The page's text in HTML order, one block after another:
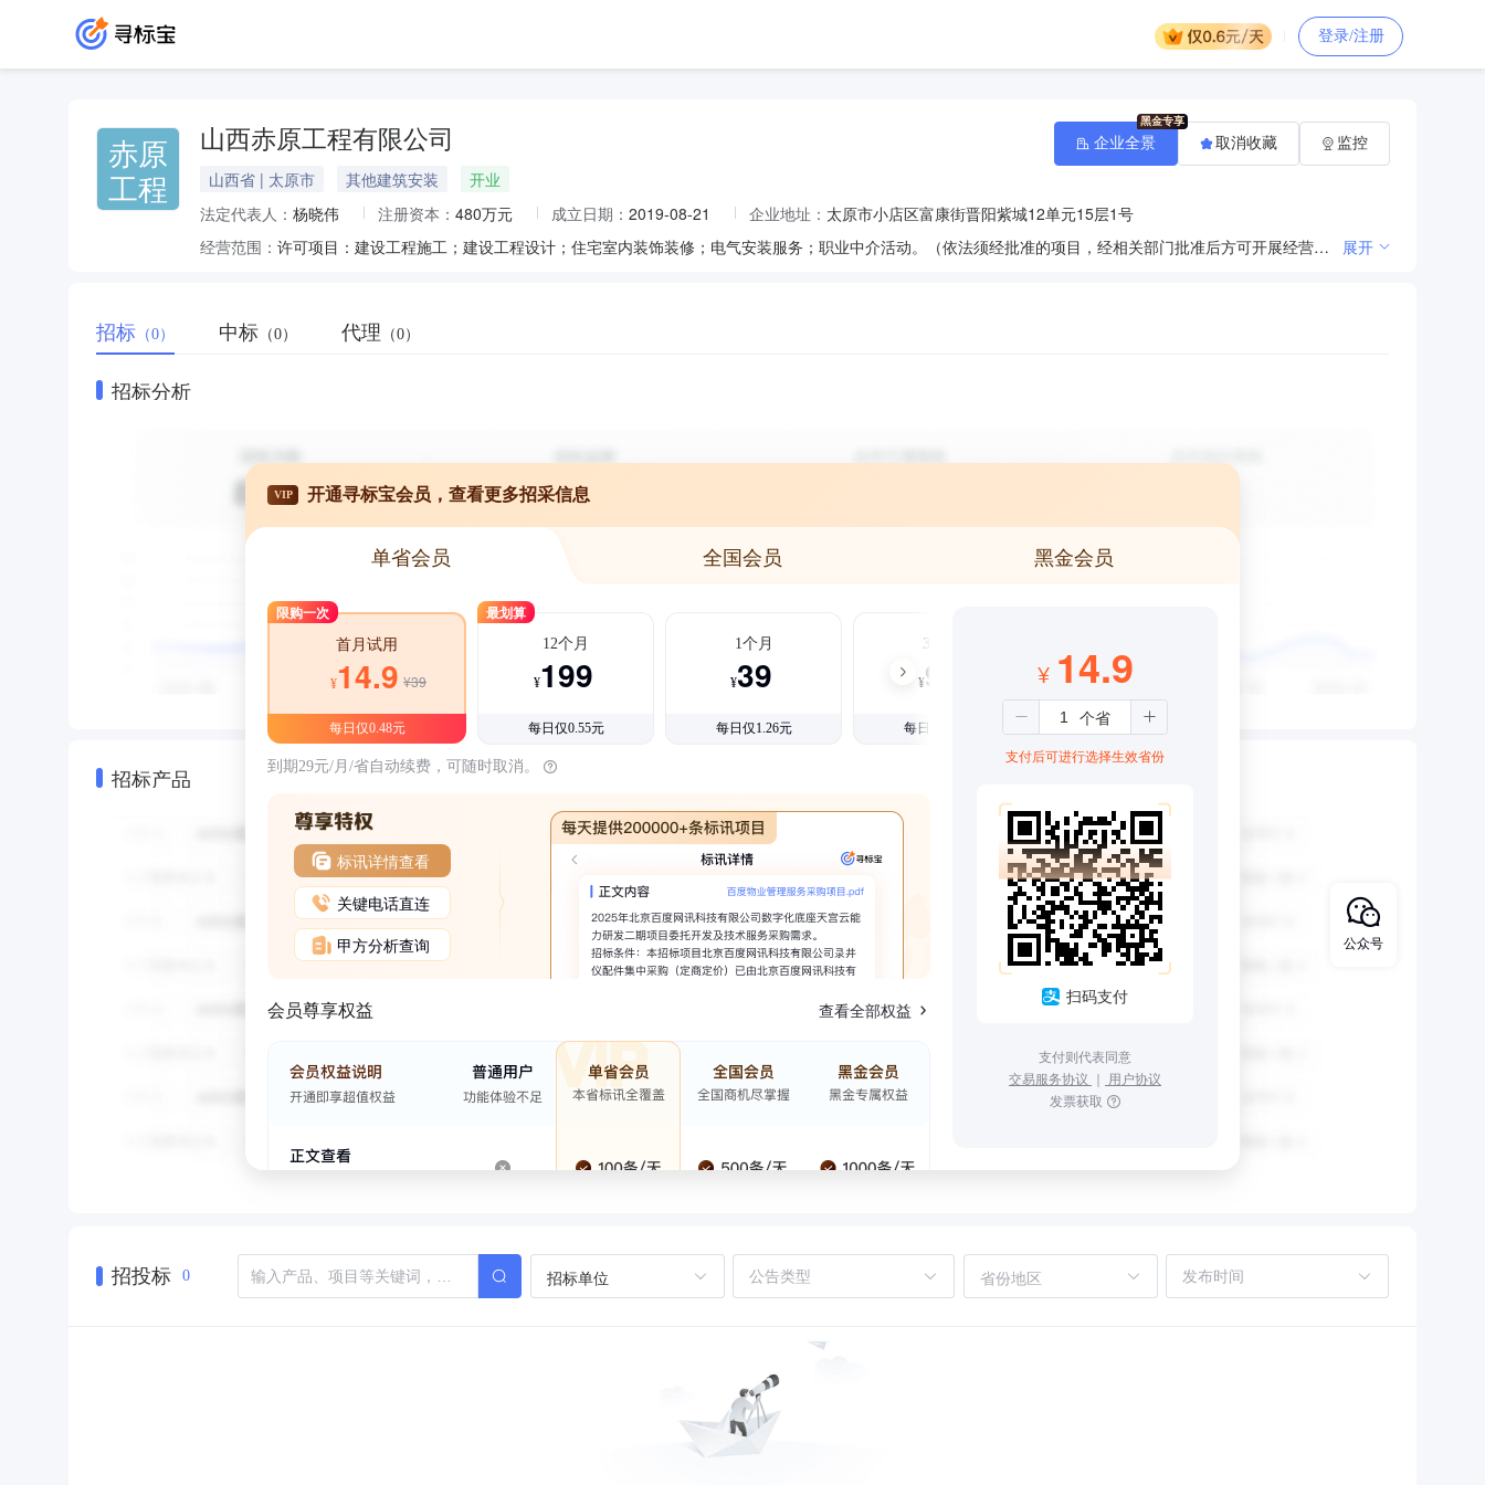
登录/注册
赤原
工程
山西赤原工程有限公司
山西省 | 太原市 其他建筑安装
开业
法定代表人： 杨晓伟 注册资本： 480万元 成立日期： 2019-08-21 企业地址： 太原市小店区富康街晋阳紫城12单元15层1号
经营范围：
许可项目：建设工程施工；建设工程设计；住宅室内装饰装修；电气安装服务；职业中介活动。（依法须经批准的项目，经相关部门批准后方可开展经营活动，具体经营项目以相关部门批准文件或许可证件为准）一般项目：园林绿化工程施工；消防技术服务；土石方工程施工；体育场地设施工程施工；自然生态系统保护管理；金属门窗工程施工；室内木门窗安装服务；普通机械设备安装服务；机械设备租赁；建筑材料销售；金属材料销售；建筑装饰材料销售；五金产品零售；电线、电缆经营；卫生洁具销售；金属结构销售；防腐材料销售；保温材料销售；矿山机械销售；机械设备销售；机械零件、零部件销售；通用设备修理；机械电气设备销售；微特电机及组件销售。（除依法须经批准的项目外，凭营业执照依法自主开展经营活动） 展开
企业全景 取消收藏 监控
招标 （0） 中标 （0） 代理 （0）
招标分析
招标产品
VIP 开通寻标宝会员，查看更多招采信息
单省会员 全国会员 黑金会员
限购一次
首月试用
¥14.9 ¥39
每日仅0.48元
最划算
12个月
¥199
每日仅0.55元
1个月
¥39
每日仅1.26元
3个月
¥99
每日仅1.08元
到期29元/月/省自动续费，可随时取消。
标讯详情查看
关键电话直连
甲方分析查询
会员尊享权益 查看全部权益
¥ 14.9
支付后可进行选择生效省份
扫码支付
支付则代表同意
交易服务协议 ｜ 用户协议
发票获取
招投标 0 招标单位 省份地区
公众号